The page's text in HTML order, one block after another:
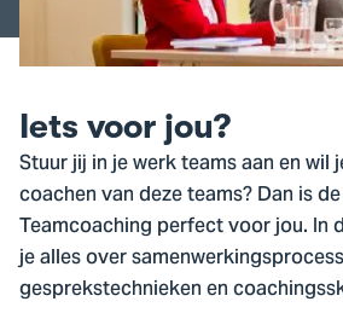
Iets voor jou?
Stuur jij in je werk teams aan en wil
coachen van deze teams? Dan is
Teamcoaching perfect voor jou. In
je alles over
gesprekstechnieken en